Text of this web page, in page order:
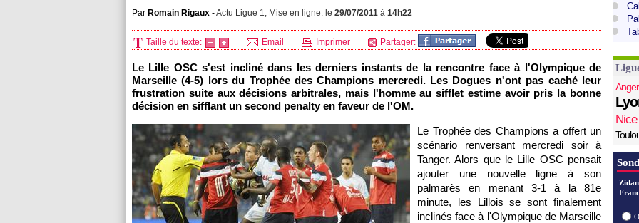
Par Romain Rigaux -Actu Ligue 1, Mise en ligne: le 29/07/2011 à 14h22
Taille du texte: Email Imprimer Partager:
Le Lille OSC s'est incliné dans les derniers instants de la rencontre face à l'Olympique de
Marseille (4-5) lors du Trophée des Champions mercredi. Les Dogues n'ont pas caché leur
frustration suite aux décisions arbitrales, mais l'homme au sifflet estime avoir pris la bonne
décision en sifflant un second penalty en faveur de l'OM.
Le Trophée des Champions a offert un
scénario renversant mercredi soir à
Tanger. Alors que le Lille OSC pensait
ajouter une nouvelle ligne à son
palmarès en menant 3-1 à la 81e
minute, les Lillois se sont finalement
inclinés face à l'Olympique de Marseille
Nice